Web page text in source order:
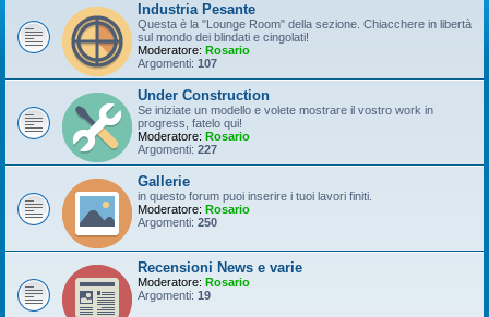
Industria Pesante
Questa è la "Lounge Room" della sezione. Chiacchere in libertà
sul mondo dei blindati e cingolati!
Moderatore: Rosario
Argomenti: 107
Under Construction
Se iniziate un modello e volete mostrare il vostro work in
progress, fatelo qui!
Moderatore: Rosario
Argomenti: 227
Gallerie
in questo forum puoi inserire i tuoi lavori finiti.
Moderatore: Rosario
Argomenti: 250
Recensioni News e varie
Moderatore: Rosario
Argomenti: 19